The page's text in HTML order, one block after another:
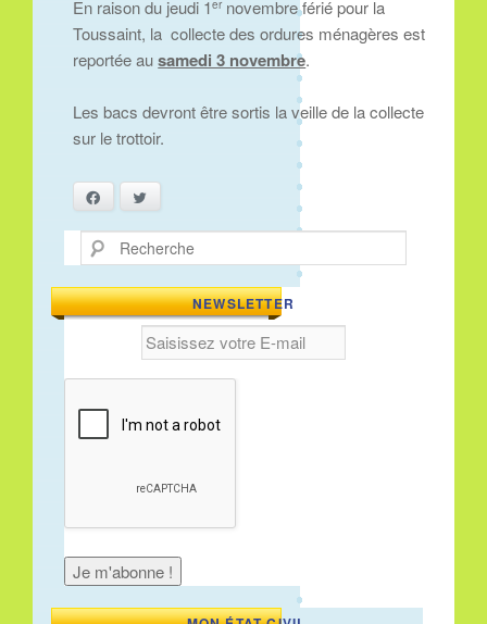
En raison du jeudi 1ernovembre férié pour la
Toussaint, la collecte des ordures ménagères est
reportée ausamedi 3 novembre.
Les bacs devront être sortis la veille de la collecte
sur le trottoir.
Facebook
Recherche
NEWSLETTER